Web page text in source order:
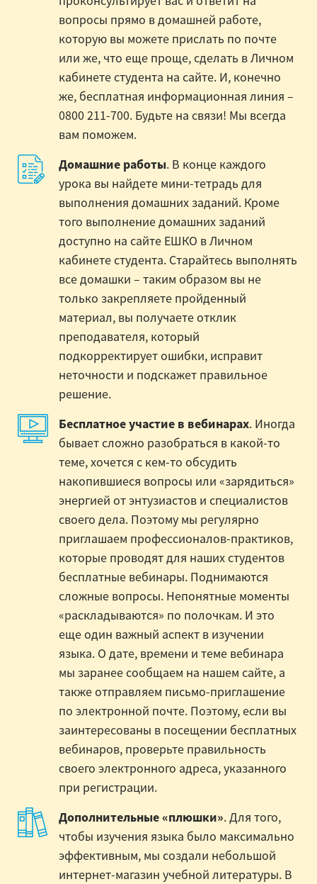
вопросы прямо в домашней работе,
которую вы можете прислать по почте
или же, что еще проще, сделать в Личном
кабинете студента на сайте. И, конечно
же, бесплатная информационная линия –
0800 211-700. Будьте на связи! Мы всегда
вам поможем.
Домашние работы. В конце каждого
урока вы найдете мини-тетрадь для
выполнения домашних заданий. Кроме
того выполнение домашних заданий
доступно на сайте ЕШКО в Личном
кабинете студента. Старайтесь выполнять
все домашки – таким образом вы не
только закрепляете пройденный
материал, вы получаете отклик
преподавателя, который
подкорректирует ошибки, исправит
неточности и подскажет правильное
решение.
Бесплатное участие в вебинарах. Иногда
бывает сложно разобраться в какой-то
теме, хочется с кем-то обсудить
накопившиеся вопросы или «зарядиться»
энергией от энтузиастов и специалистов
своего дела. Поэтому мы регулярно
приглашаем профессионалов-практиков,
которые проводят для наших студентов
бесплатные вебинары. Поднимаются
сложные вопросы. Непонятные моменты
«раскладываются» по полочкам. И это
еще один важный аспект в изучении
языка. О дате, времени и теме вебинара
мы заранее сообщаем на нашем сайте, а
также отправляем письмо-приглашение
по электронной почте. Поэтому, если вы
заинтересованы в посещении бесплатных
вебинаров, проверьте правильность
своего электронного адреса, указанного
при регистрации.
Дополнительные «плюшки». Для того,
чтобы изучения языка было максимально
эффективным, мы создали небольшой
интернет-магазин учебной литературы. В